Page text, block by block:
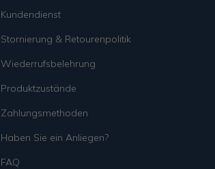
Kundendienst
Stornierung & Retourenpolitik
Wiederrufsbelehrung
Produktzustände
Zahlungsmethoden
Haben Sie ein Anliegen?
FAQ